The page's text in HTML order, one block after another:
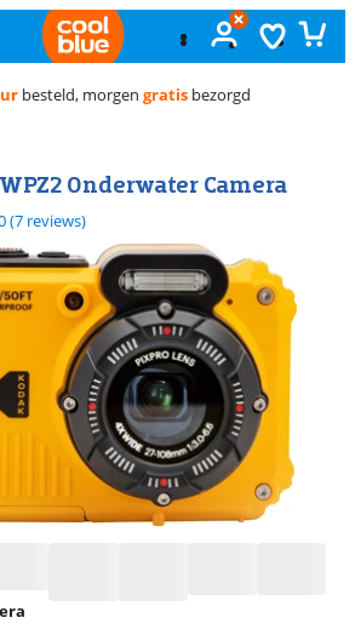
Gratisruilen
Onderwater Camera
10, gebaseerd op 7 reviews.
(7 reviews)